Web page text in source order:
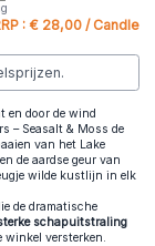
: € 28,00 / Candle
en door de wind
– Seasalt & Moss de
van het Lake
de aardse geur van
wilde kustlijn in elk
de dramatische
schapuitstraling
versterken.